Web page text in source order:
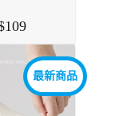
109
最新商品